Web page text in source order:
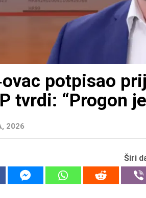
potpisao
tvrdi: “Progon
2026
Širi